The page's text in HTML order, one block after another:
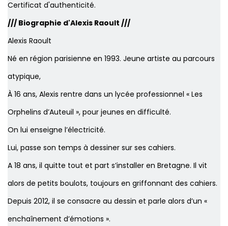
Certificat d'authenticité.
/// Biographie d'Alexis Raoult ///
Alexis Raoult
Né en région parisienne en 1993. Jeune artiste au parcours
atypique,
À 16 ans, Alexis rentre dans un lycée professionnel « Les
Orphelins d’Auteuil », pour jeunes en difficulté.
On lui enseigne l’électricité.
Lui, passe son temps à dessiner sur ses cahiers.
A 18 ans, il quitte tout et part s’installer en Bretagne. Il vit
alors de petits boulots, toujours en griffonnant des cahiers.
Depuis 2012, il se consacre au dessin et parle alors d’un «
enchaînement d’émotions ».